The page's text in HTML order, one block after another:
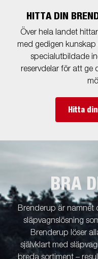
HITTA DIN
Över hela landet
med gedigen
specialutbildade
reservdelar för att ge
Hitta
BRA
Brenderup är namnet
släpvagnslösning
Brenderup löser
självklart med